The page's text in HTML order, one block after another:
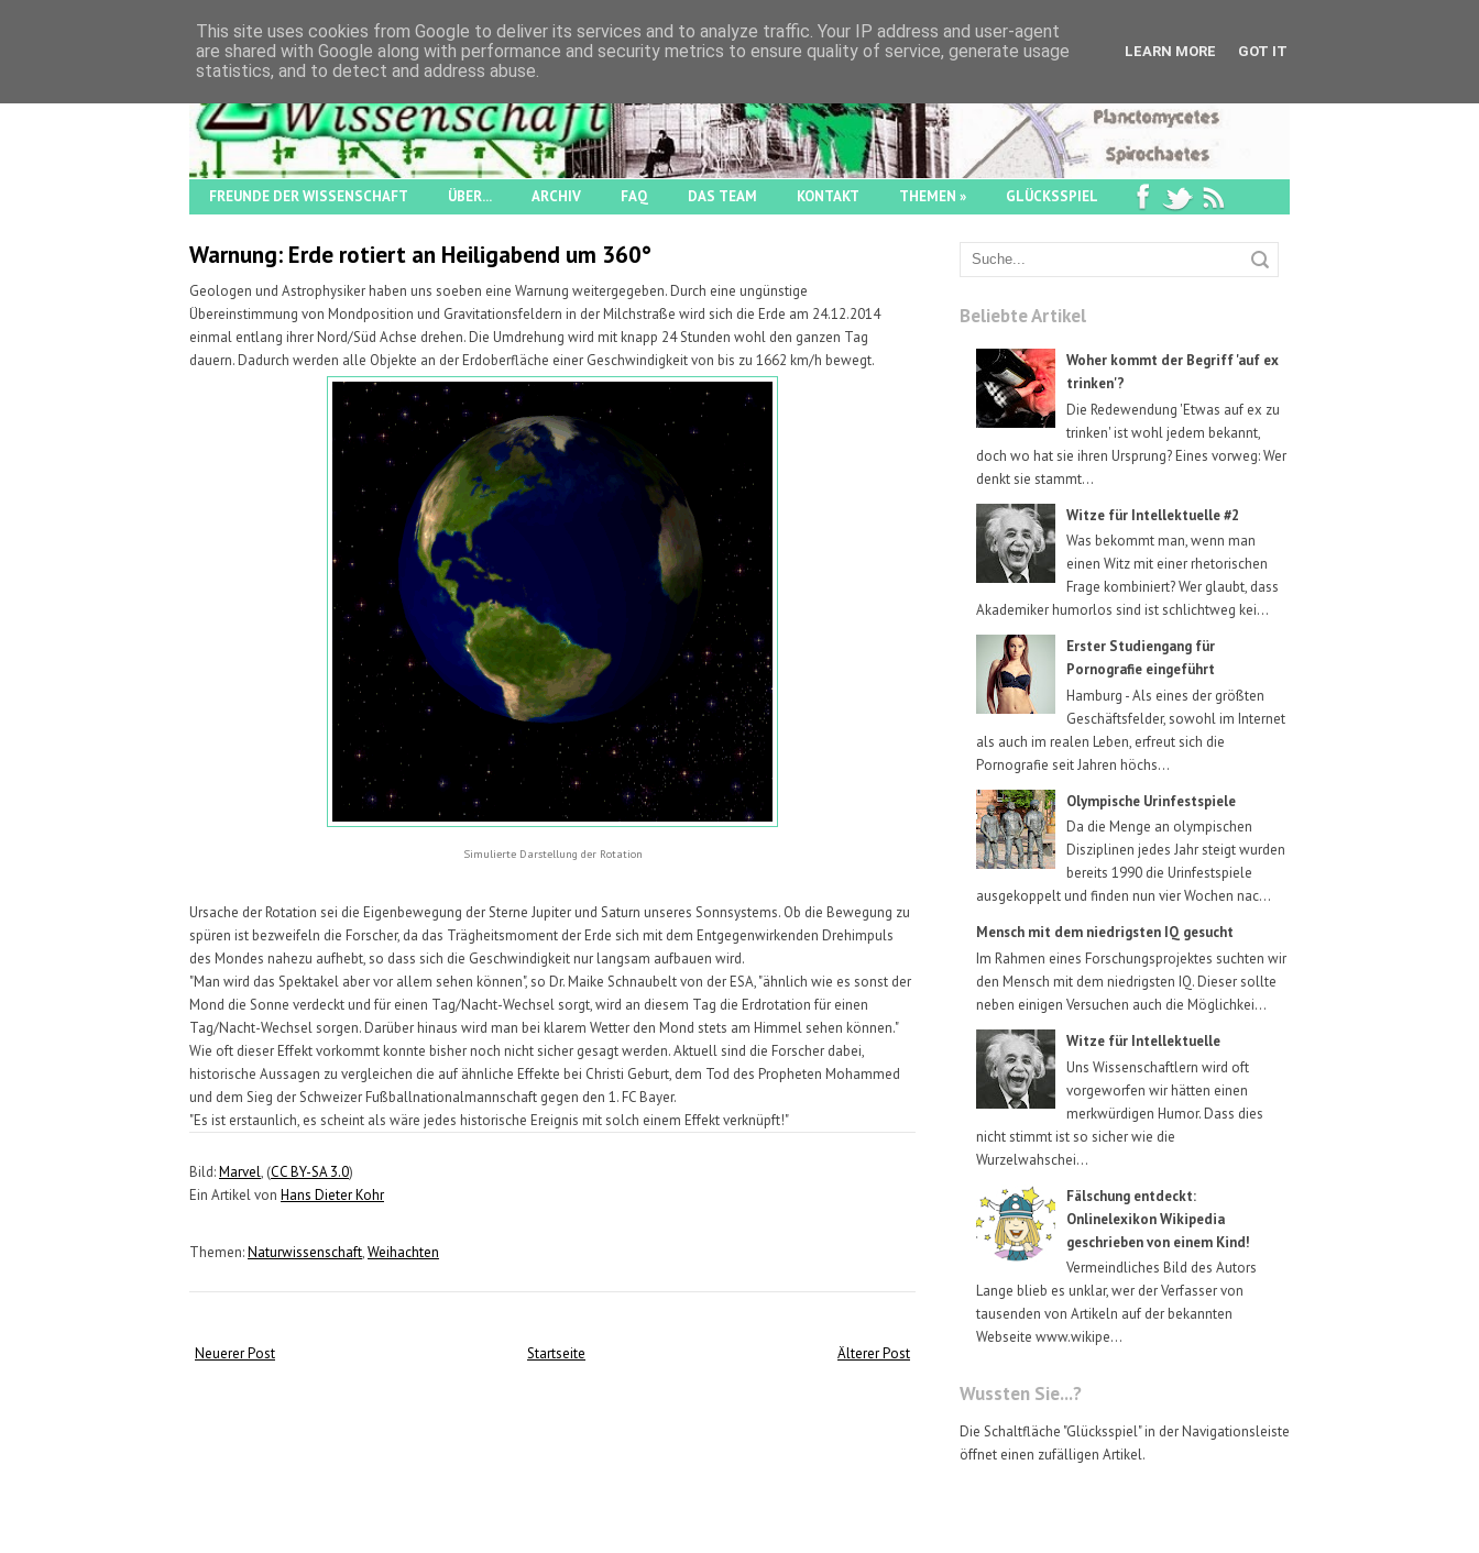
FREUNDE DER WISSENSCHAFT ÜBER... ARCHIV FAQ DAS TEAM KONTAKT THEMEN » GLÜCKSSPIEL
Warnung: Erde rotiert an Heiligabend um 360°
Geologen und Astrophysiker haben uns soeben eine Warnung weitergegeben. Durch eine ungünstige
Übereinstimmung von Mondposition und Gravitationsfeldern in der Milchstraße wird sich die Erde am 24.12.2014
einmal entlang ihrer Nord/Süd Achse drehen. Die Umdrehung wird mit knapp 24 Stunden wohl den ganzen Tag
dauern. Dadurch werden alle Objekte an der Erdoberfläche einer Geschwindigkeit von bis zu 1662 km/h bewegt.
Simulierte Darstellung der Rotation
Ursache der Rotation sei die Eigenbewegung der Sterne Jupiter und Saturn unseres Sonnsystems. Ob die Bewegung zu
spüren ist bezweifeln die Forscher, da das Trägheitsmoment der Erde sich mit dem Entgegenwirkenden Drehimpuls
des Mondes nahezu aufhebt, so dass sich die Geschwindigkeit nur langsam aufbauen wird.
"Man wird das Spektakel aber vor allem sehen können", so Dr. Maike Schnaubelt von der ESA, "ähnlich wie es sonst der
Mond die Sonne verdeckt und für einen Tag/Nacht-Wechsel sorgt, wird an diesem Tag die Erdrotation für einen
Tag/Nacht-Wechsel sorgen. Darüber hinaus wird man bei klarem Wetter den Mond stets am Himmel sehen können."
Wie oft dieser Effekt vorkommt konnte bisher noch nicht sicher gesagt werden. Aktuell sind die Forscher dabei,
historische Aussagen zu vergleichen die auf ähnliche Effekte bei Christi Geburt, dem Tod des Propheten Mohammed
und dem Sieg der Schweizer Fußballnationalmannschaft gegen den 1. FC Bayer.
"Es ist erstaunlich, es scheint als wäre jedes historische Ereignis mit solch einem Effekt verknüpft!"
Bild:Marvel, (CC BY-SA 3.0)
Ein Artikel von Hans Dieter Kohr
Themen:Naturwissenschaft,Weihachten
Neuerer Post Älterer Post
Startseite
Beliebte Artikel
Woher kommt der Begriff 'auf ex
trinken'?
Die Redewendung 'Etwas auf ex zu
trinken' ist wohl jedem bekannt,
doch wo hat sie ihren Ursprung? Eines vorweg: Wer
denkt sie stammt...
Witze für Intellektuelle #2
Was bekommt man, wenn man
einen Witz mit einer rhetorischen
Frage kombiniert? Wer glaubt, dass
Akademiker humorlos sind ist schlichtweg kei...
Erster Studiengang für
Pornografie eingeführt
Hamburg - Als eines der größten
Geschäftsfelder, sowohl im Internet
als auch im realen Leben, erfreut sich die
Pornografie seit Jahren höchs...
Olympische Urinfestspiele
Da die Menge an olympischen
Disziplinen jedes Jahr steigt wurden
bereits 1990 die Urinfestspiele
ausgekoppelt und finden nun vier Wochen nac...
Mensch mit dem niedrigsten IQ gesucht
Im Rahmen eines Forschungsprojektes suchten wir
den Mensch mit dem niedrigsten IQ. Dieser sollte
neben einigen Versuchen auch die Möglichkei...
Witze für Intellektuelle
Uns Wissenschaftlern wird oft
vorgeworfen wir hätten einen
merkwürdigen Humor. Dass dies
nicht stimmt ist so sicher wie die
Wurzelwahschei...
Fälschung entdeckt:
Onlinelexikon Wikipedia
geschrieben von einem Kind!
Vermeindliches Bild des Autors
Lange blieb es unklar, wer der Verfasser von
tausenden von Artikeln auf der bekannten
Webseite www.wikipe...
Wussten Sie...?
Die Schaltfläche "Glücksspiel" in der Navigationsleiste
öffnet einen zufälligen Artikel.
This site uses cookies from Google to deliver its services and to analyze traffic. Your IP address and user-agent
are shared with Google along with performance and security metrics to ensure quality of service, generate usage
statistics, and to detect and address abuse.
LEARN MORE GOT IT